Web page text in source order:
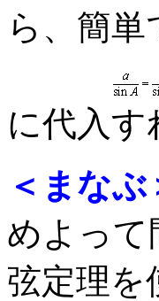
ら、簡単
に代入
＜まなぶ
めよって
弦定理を